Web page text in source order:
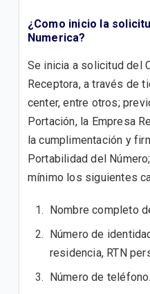
¿Como inicio la
Numerica?
Se inicia a solicitud del
Receptora, a través de
center, entre otros;
Portación, la Empresa
la cumplimentación y
Portabilidad del
mínimo los siguientes
Nombre completo
Número de
residencia, RTN
Número de teléfono.